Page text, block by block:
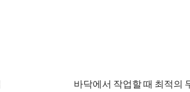
바닥에서 작업할 때 최적의